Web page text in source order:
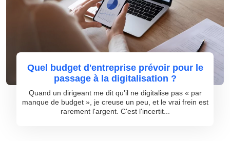
Quel budget d'entreprise prévoir pour le
passage à la digitalisation ?
Quand un dirigeant me dit qu'il ne digitalise pas « par
manque de budget », je creuse un peu, et le vrai frein est
rarement l'argent. C'est l'incertit...